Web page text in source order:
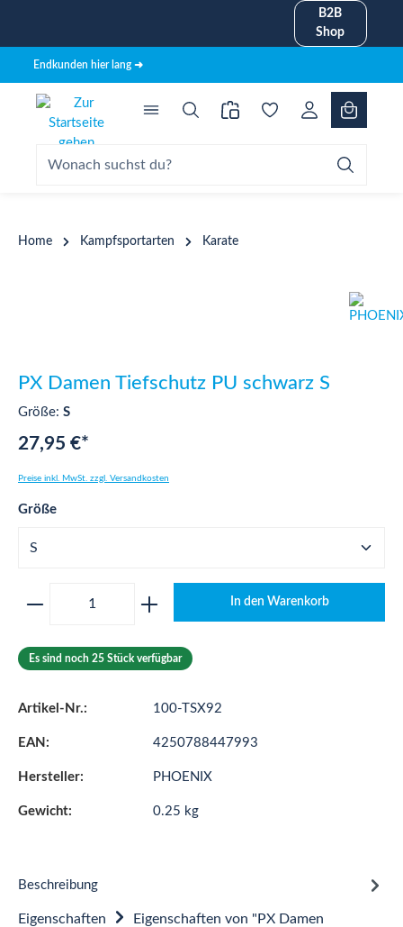
B2B
Shop
Endkunden hier lang ➜
Home Kampfsportarten Karate
PX Damen Tiefschutz PU schwarz S
Größe: S
27,95 €*
Preise inkl. MwSt. zzgl. Versandkosten
Größeauswählen
Produkt Anzahl: Gib den gewünschten
In den Warenkorb
Es sind noch 25 Stück verfügbar
Artikel-Nr.: 100-TSX92
EAN: 4250788447993
Hersteller: PHOENIX
Gewicht: 0.25 kg
Beschreibung
Eigenschaften
Eigenschaften von "PX Damen